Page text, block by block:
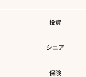
投資
シニア
保険